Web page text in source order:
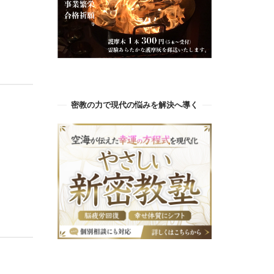
密教の力で現代の悩みを解決へ導く